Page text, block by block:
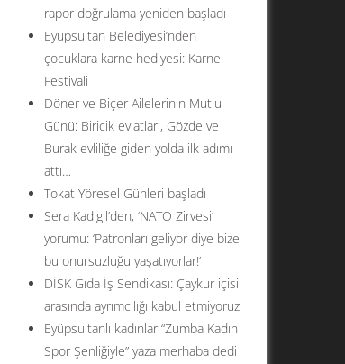
rapor doğrulama yeniden başladı
Eyüpsultan Belediyesi’nden
çocuklara karne hediyesi: Karne
Festivali
Döner ve Biçer Ailelerinin Mutlu
Günü: Biricik evlatları, Gözde ve
Burak evliliğe giden yolda ilk adımı
attı…
Tokat Yöresel Günleri başladı
Sera Kadıgil’den, ‘NATO Zirvesi’
yorumu: ‘Patronları geliyor diye bize
bu onursuzluğu yaşatıyorlar!’
DİSK Gıda İş Sendikası: Çaykur içisi
arasında ayrımcılığı kabul etmiyoruz
Eyüpsultanlı kadınlar “Zumba Kadın
Spor Şenliğiyle” yaza merhaba dedi